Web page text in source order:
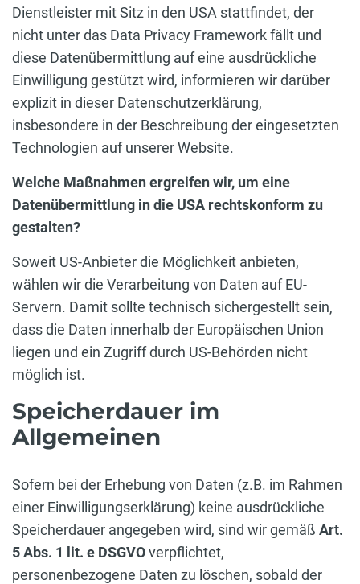
Dienstleister mit Sitz in den USA stattfindet, der
nicht unter das Data Privacy Framework fällt und
diese Datenübermittlung auf eine ausdrückliche
Einwilligung gestützt wird, informieren wir darüber
explizit in dieser Datenschutzerklärung,
insbesondere in der Beschreibung der eingesetzten
Technologien auf unserer Website.
Welche Maßnahmen ergreifen wir, um eine
Datenübermittlung in die USA rechtskonform zu
gestalten?
Soweit US-Anbieter die Möglichkeit anbieten,
wählen wir die Verarbeitung von Daten auf EU-
Servern. Damit sollte technisch sichergestellt sein,
dass die Daten innerhalb der Europäischen Union
liegen und ein Zugriff durch US-Behörden nicht
möglich ist.
Speicherdauer im
Allgemeinen
Sofern bei der Erhebung von Daten (z.B. im Rahmen
einer Einwilligungserklärung) keine ausdrückliche
Speicherdauer angegeben wird, sind wir gemäß Art.
5 Abs. 1 lit. e DSGVOverpflichtet,
personenbezogene Daten zu löschen, sobald der